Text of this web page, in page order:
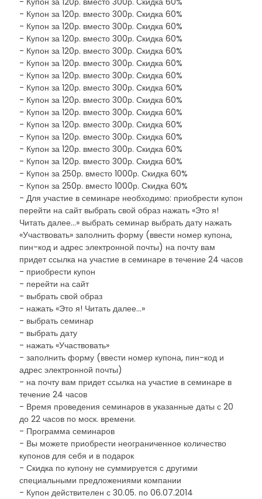
- Купон за 120р. вместо 300р. Скидка 60%
- Купон за 120р. вместо 300р. Скидка 60%
- Купон за 120р. вместо 300р. Скидка 60%
- Купон за 120р. вместо 300р. Скидка 60%
- Купон за 120р. вместо 300р. Скидка 60%
- Купон за 120р. вместо 300р. Скидка 60%
- Купон за 120р. вместо 300р. Скидка 60%
- Купон за 120р. вместо 300р. Скидка 60%
- Купон за 120р. вместо 300р. Скидка 60%
- Купон за 120р. вместо 300р. Скидка 60%
- Купон за 120р. вместо 300р. Скидка 60%
- Купон за 120р. вместо 300р. Скидка 60%
- Купон за 120р. вместо 300р. Скидка 60%
- Купон за 250р. вместо 1000р. Скидка 60%
- Купон за 250р. вместо 1000р. Скидка 60%
- Для участие в семинаре необходимо: приобрести купон
перейти на сайт выбрать свой образ нажать «Это я!
Читать далее...» выбрать семинар выбрать дату нажать
«Участвовать» заполнить форму (ввести номер купона,
пин-код и адрес электронной почты) на почту вам
придет ссылка на участие в семинаре в течение 24 часов
- приобрести купон
- перейти на сайт
- выбрать свой образ
- нажать «Это я! Читать далее...»
- выбрать семинар
- выбрать дату
- нажать «Участвовать»
- заполнить форму (ввести номер купона, пин-код и
адрес электронной почты)
- на почту вам придет ссылка на участие в семинаре в
течение 24 часов
- Время проведения семинаров в указанные даты с 20
до 22 часов по моск. времени.
- Программа семинаров
- Вы можете приобрести неограниченное количество
купонов для себя и в подарок
- Скидка по купону не суммируется с другими
специальными предложениями компании
- Купон действителен с 30.05. по 06.07.2014